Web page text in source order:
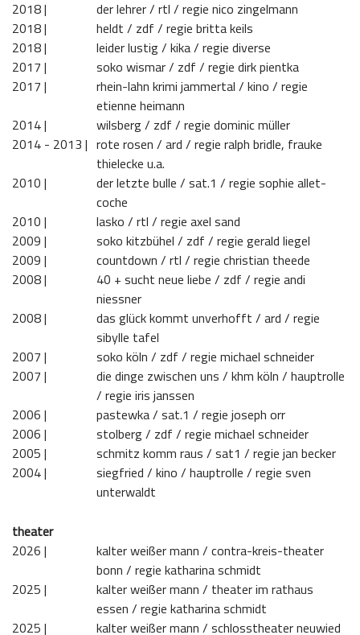
2018 |
der lehrer / rtl / regie nico zingelmann
2018 |
heldt / zdf / regie britta keils
2018 |
leider lustig / kika / regie diverse
2017 |
soko wismar / zdf / regie dirk pientka
2017 |
rhein-lahn krimi jammertal / kino / regie
etienne heimann
2014 |
wilsberg / zdf / regie dominic müller
2014 - 2013 | rote rosen / ard / regie ralph bridle, frauke
thielecke u.a.
2010 |
der letzte bulle / sat.1 / regie sophie allet-
coche
2010 |
lasko / rtl / regie axel sand
2009 |
soko kitzbühel / zdf / regie gerald liegel
2009 |
countdown / rtl / regie christian theede
2008 |
40 + sucht neue liebe / zdf / regie andi
niessner
2008 |
das glück kommt unverhofft / ard / regie
sibylle tafel
2007 |
soko köln / zdf / regie michael schneider
2007 |
die dinge zwischen uns / khm köln / hauptrolle
/ regie iris janssen
2006 |
pastewka / sat.1 / regie joseph orr
2006 |
stolberg / zdf / regie michael schneider
2005 |
schmitz komm raus / sat1 / regie jan becker
2004 |
siegfried / kino / hauptrolle / regie sven
unterwaldt
theater
2026 |
kalter weißer mann / contra-kreis-theater
bonn / regie katharina schmidt
2025 |
kalter weißer mann / theater im rathaus
essen / regie katharina schmidt
2025 |
kalter weißer mann / schlosstheater neuwied